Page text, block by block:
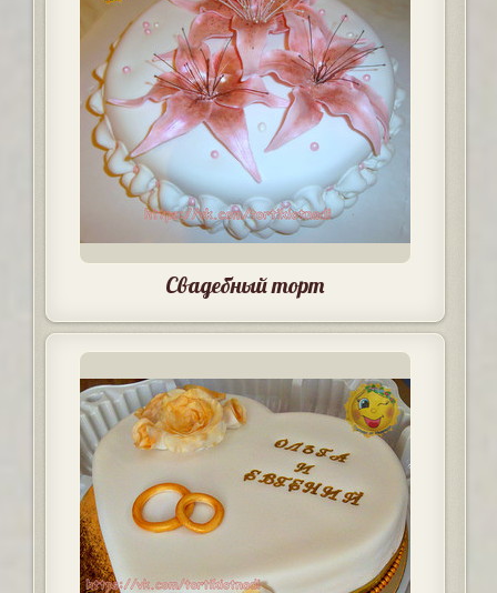
Свадебный торт